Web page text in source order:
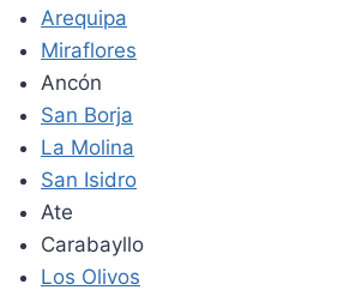
Arequipa
Miraflores
Ancón
San Borja
La Molina
San Isidro
Ate
Carabayllo
Los Olivos